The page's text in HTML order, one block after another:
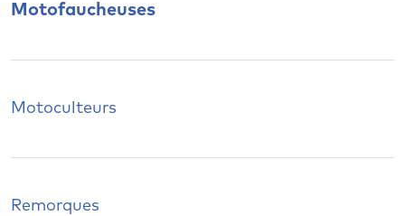
Motofaucheuses
Motoculteurs
Remorques